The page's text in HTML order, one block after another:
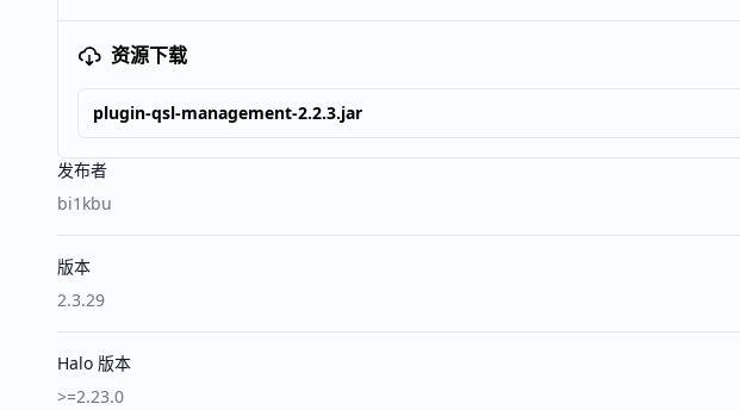
发布者
bi1kbu
版本
2.3.29
Halo 版本
>=2.23.0
资源下载
plugin-qsl-management-2.2.3.jar